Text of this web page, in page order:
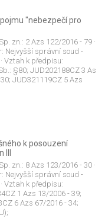
"nebezpečí pro
zn.: 2 Azs 122/2016 - 79 ·
Nejvyšší správní soud -
Vztah k předpisu:
§80; JUD202188CZ 3 As
JUD321119CZ 5 Azs
k posouzení
zn.: 8 Azs 123/2016 - 30 ·
Nejvyšší správní soud -
· Vztah k předpisu:
1 Azs 13/2006 - 39;
6 Azs 67/2016 - 34;